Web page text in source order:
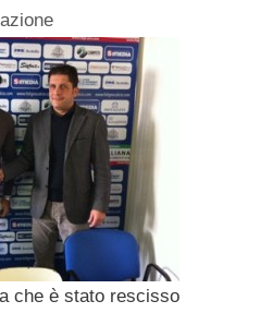
che è stato rescisso